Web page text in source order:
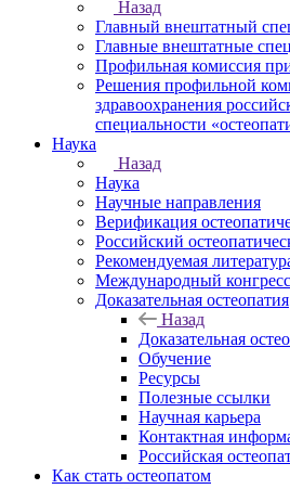
Назад
Главный внештатный
Главные внештатные
Профильная комиссия
Решения профильной
здравоохранения
специальности
Наука
Назад
Наука
Научные направления
Верификация
Российский
Рекомендуемая
Международный
Доказательная остеопатия
Назад
Доказательная
Обучение
Ресурсы
Полезные ссылки
Научная карьера
Контактная
Российская
Как стать остеопатом